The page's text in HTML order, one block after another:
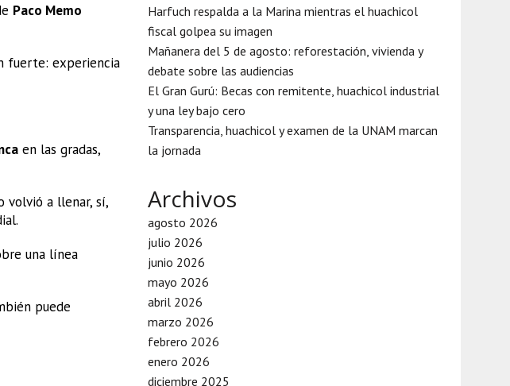
Paco Memo
fuerte: experiencia
en las gradas,
volvió a llenar, sí,
una línea
puede
Harfuch respalda a la Marina mientras el huachicol
fiscal golpea su imagen
Mañanera del 5 de agosto: reforestación, vivienda y
debate sobre las audiencias
El Gran Gurú: Becas con remitente, huachicol industrial
y una ley bajo cero
Transparencia, huachicol y examen de la UNAM marcan
la jornada
Archivos
agosto 2026
julio 2026
junio 2026
mayo 2026
abril 2026
marzo 2026
febrero 2026
enero 2026
diciembre 2025